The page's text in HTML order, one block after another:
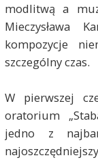
modlitwą a
Mieczysława
kompozycje
szczególny czas.
W pierwszej
oratorium
jedno z